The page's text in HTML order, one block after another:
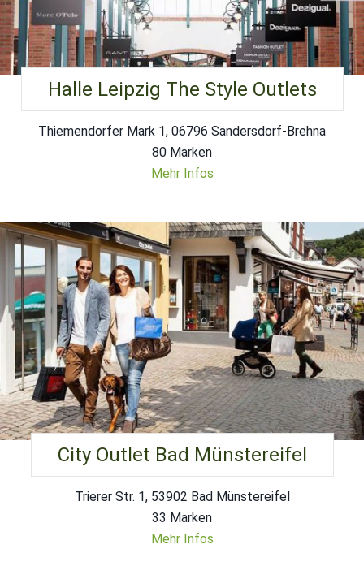
Halle Leipzig The Style Outlets
Thiemendorfer Mark 1, 06796 Sandersdorf-Brehna
80 Marken
Mehr Infos
City Outlet Bad Münstereifel
Trierer Str. 1, 53902 Bad Münstereifel
33 Marken
Mehr Infos